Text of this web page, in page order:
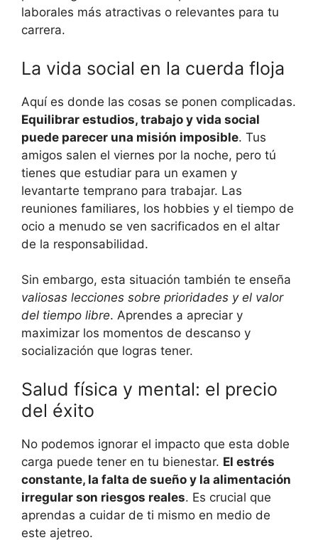
laborales más atractivas o relevantes para tu
carrera.
La vida social en la cuerda floja
Aquí es donde las cosas se ponen complicadas.
Equilibrar estudios, trabajo y vida social
puede parecer una misión imposible. Tus
amigos salen el viernes por la noche, pero tú
tienes que estudiar para un examen y
levantarte temprano para trabajar. Las
reuniones familiares, los hobbies y el tiempo de
ocio a menudo se ven sacrificados en el altar
de la responsabilidad.
Sin embargo, esta situación también te enseña
valiosas lecciones sobre prioridades y el valor
del tiempo libre. Aprendes a apreciar y
maximizar los momentos de descanso y
socialización que logras tener.
Salud física y mental: el precio
del éxito
No podemos ignorar el impacto que esta doble
carga puede tener en tu bienestar. El estrés
constante, la falta de sueño y la alimentación
irregular son riesgos reales. Es crucial que
aprendas a cuidar de ti mismo en medio de
este ajetreo.